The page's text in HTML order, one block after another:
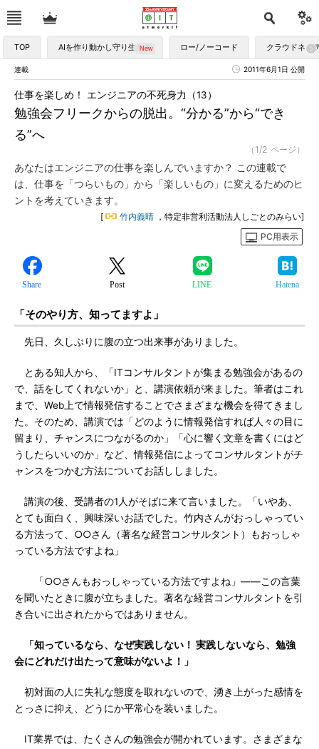
TOP AIを作り動かし守り生かす ロー/ノーコード クラウドネイ
連載 2011年6月1日 公開
勉強会フリークからの脱出。“分かる”から“でき
る”へ
仕事を楽しめ！ エンジニアの不死身力（13）
（1/2 ページ）
あなたはエンジニアの仕事を楽しんでいますか？ この連載で
は、仕事を「つらいもの」から「楽しいもの」に変えるためのヒ
ントを考えていきます。
[ 竹内義晴 ，特定非営利活動法人しごとのみらい]
PC用表示
Share Post LINE Hatena
「そのやり方、知ってますよ」
先日、久しぶりに腹の立つ出来事がありました。
とある知人から、「ITコンサルタントが集まる勉強会があるの
で、話をしてくれないか」と、講演依頼が来ました。筆者はこれ
まで、Web上で情報発信することでさまざまな機会を得てきまし
た。そのため、講演では「どのように情報発信すれば人々の目に
留まり、チャンスにつながるのか」「心に響く文章を書くにはど
うしたらいいのか」など、情報発信によってコンサルタントがチ
ャンスをつかむ方法についてお話ししました。
講演の後、受講者の1人がそばに来て言いました。「いやあ、
とても面白く、興味深いお話でした。竹内さんがおっしゃってい
る方法って、○○さん（著名な経営コンサルタント）もおっしゃ
っている方法ですよね」
「○○さんもおっしゃっている方法ですよね」――この言葉
を聞いたときに腹が立ちました。著名な経営コンサルタントを引
き合いに出されたからではありません。
「知っているなら、なぜ実践しない！ 実践しないなら、勉強
会にどれだけ出たって意味がないよ！」
初対面の人に失礼な態度を取れないので、湧き上がった感情を
とっさに抑え、どうにか平常心を装いました。
IT業界では、たくさんの勉強会が開かれています。さまざまな